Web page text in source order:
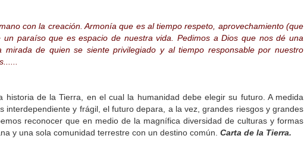
con la creación. Armonía que es al tiempo respeto, aprovechamiento (que
paraíso que es espacio de nuestra vida. Pedimos a Dios que nos dé una
mirada de quien se siente privilegiado y al tiempo responsable por nuestro
historia de la Tierra, en el cual la humanidad debe elegir su futuro. A medida
interdependiente y frágil, el futuro depara, a la vez, grandes riesgos y grandes
reconocer que en medio de la magnífica diversidad de culturas y formas
y una sola comunidad terrestre con un destino común. Carta de la Tierra.